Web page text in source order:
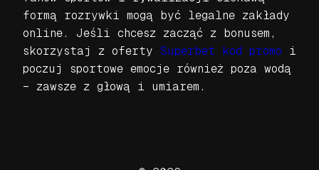
formą rozrywki mogą być legalne zakłady
online. Jeśli chcesz zacząć z bonusem,
skorzystaj z oferty Superbet kod promo i
poczuj sportowe emocje również poza wodą
– zawsze z głową i umiarem.